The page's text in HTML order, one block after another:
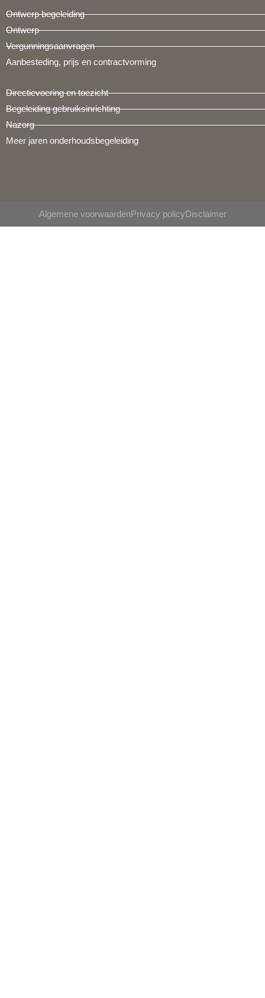
Ontwerp begeleiding
Ontwerp
Vergunningsaanvragen
Aanbesteding, prijs en contractvorming
Directievoering en toezicht
Begeleiding gebruiksinrichting
Nazorg
Meer jaren onderhoudsbegeleiding
Algemene voorwaardenPrivacy policyDisclaimer